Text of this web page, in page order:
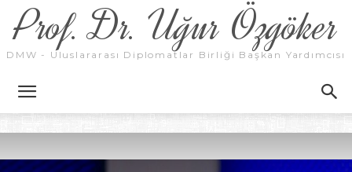
Prof. Dr. Uğur Özgöker
DMW - Uluslararası Diplomatlar Birliği Başkan Yardımcısı